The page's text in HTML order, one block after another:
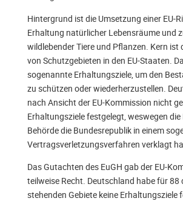
Hintergrund ist die Umsetzung einer EU-
Erhaltung natürlicher Lebensräume und
wildlebender Tiere und Pflanzen. Kern ist
von Schutzgebieten in den EU-Staaten.
sogenannte Erhaltungsziele, um den
zu schützen oder wiederherzustellen.
nach Ansicht der EU-Kommission nicht
Erhaltungsziele festgelegt, weswegen die
Behörde die Bundesrepublik in einem
Vertragsverletzungsverfahren verklagt
Das Gutachten des EuGH gab der EU-
teilweise Recht. Deutschland habe für 88
stehenden Gebiete keine Erhaltungsziele